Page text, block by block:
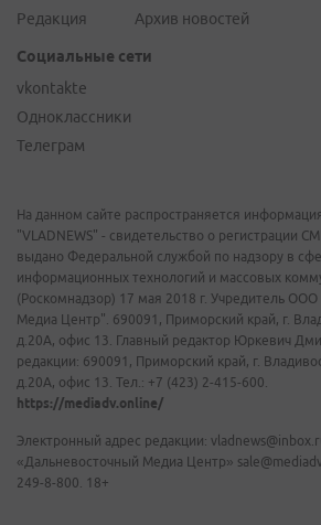
Редакция
Архив новостей
Социальные сети
vkontakte
Одноклассники
Телеграм
На данном сайте распространяется
"VLADNEWS" - свидетельство о регистрации
выдано Федеральной службой по надзору в
информационных технологий и массовых
(Роскомнадзор) 17 мая 2018 г. Учредитель
Медиа Центр". 690091, Приморский край, г.
д.20А, офис 13. Главный редактор Юркевич
редакции: 690091, Приморский край, г.
д.20А, офис 13. Тел.: +7 (423) 2-415-600.
https://mediadv.online/
Электронный адрес редакции:
«Дальневосточный Медиа Центр»
249-8-800. 18+